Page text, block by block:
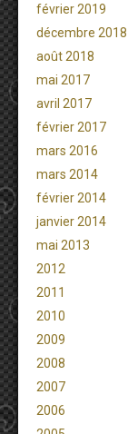
février 2019
décembre 2018
août 2018
mai 2017
avril 2017
février 2017
mars 2016
mars 2014
février 2014
janvier 2014
mai 2013
2012
2011
2010
2009
2008
2007
2006